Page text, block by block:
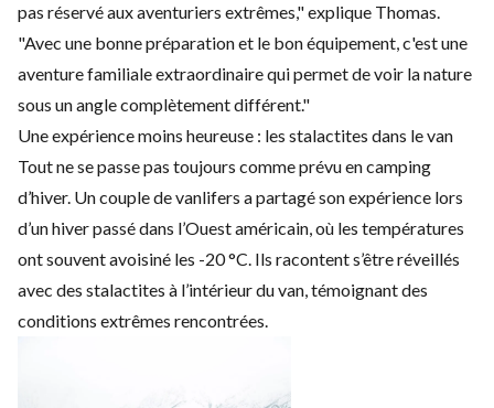
pas réservé aux aventuriers extrêmes," explique Thomas.
"Avec une bonne préparation et le bon équipement, c'est une
aventure familiale extraordinaire qui permet de voir la nature
sous un angle complètement différent."
Une expérience moins heureuse : les stalactites dans le van
Tout ne se passe pas toujours comme prévu en camping
d’hiver. Un couple de vanlifers a partagé son expérience lors
d’un hiver passé dans l’Ouest américain, où les températures
ont souvent avoisiné les -20 °C. Ils racontent s’être réveillés
avec des stalactites à l’intérieur du van, témoignant des
conditions extrêmes rencontrées.